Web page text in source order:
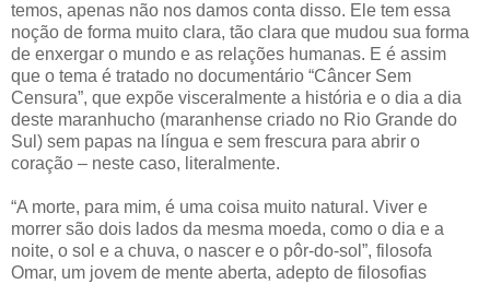
temos, apenas não nos damos conta disso. Ele tem essa
noção de forma muito clara, tão clara que mudou sua forma
de enxergar o mundo e as relações humanas. E é assim
que o tema é tratado no documentário “Câncer Sem
Censura”, que expõe visceralmente a história e o dia a dia
deste maranhucho (maranhense criado no Rio Grande do
Sul) sem papas na língua e sem frescura para abrir o
coração – neste caso, literalmente.
“A morte, para mim, é uma coisa muito natural. Viver e
morrer são dois lados da mesma moeda, como o dia e a
noite, o sol e a chuva, o nascer e o pôr-do-sol”, filosofa
Omar, um jovem de mente aberta, adepto de filosofias